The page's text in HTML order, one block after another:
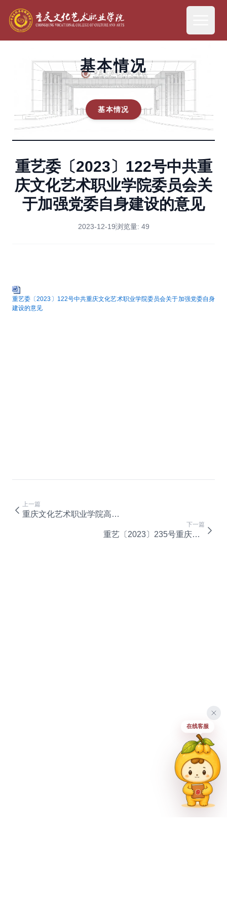
基本情况
基本情况
重艺委〔2023〕122号中共重
庆文化艺术职业学院委员会关
于加强党委自身建设的意见
2023-12-19浏览量: 49
重艺委〔2023〕122号中共重庆文化艺术职业学院委员会关于加强党委自身
建设的意见
上一篇
重庆文化艺术职业学院高等职业教育质量年度报告 （2023年）
下一篇
重艺〔2023〕235号重庆文化艺术职业学院关于印发《重庆文化艺术职业学院师范类专业课程目标达成情况评价实施办法》的通知
在线客服